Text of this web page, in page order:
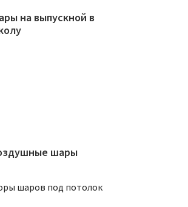
на выпускной в
шары
шаров под потолок